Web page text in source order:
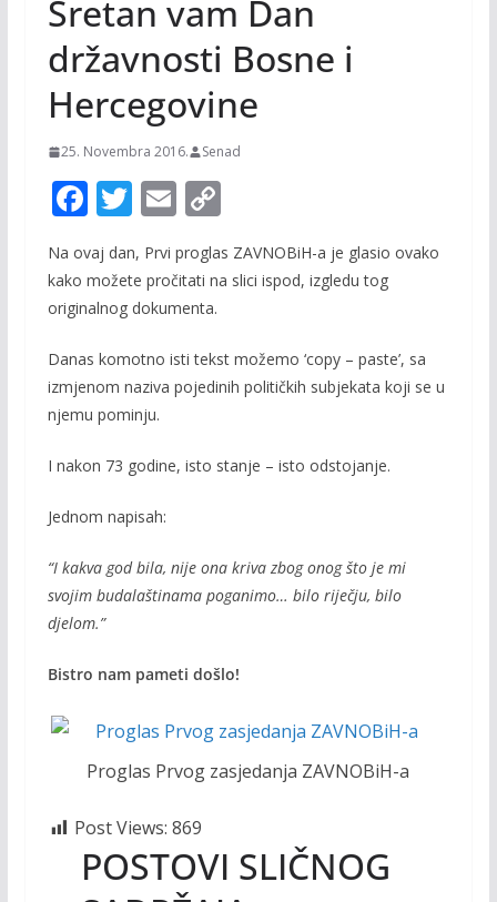
Sretan vam Dan
državnosti Bosne i
Hercegovine
25. Novembra 2016. Senad
F
ac
e
b
o
o
k
T
itt
er
E
m
ai
l
C
p
n
Na ovaj dan, Prvi proglas ZAVNOBiH-a je glasio ovako
kako možete pročitati na slici ispod, izgledu tog
originalnog dokumenta.
Danas komotno isti tekst možemo ‘copy – paste’, sa
izmjenom naziva pojedinih političkih subjekata koji se u
njemu pominju.
I nakon 73 godine, isto stanje – isto odstojanje.
Jednom napisah:
“I kakva god bila, nije ona kriva zbog onog što je mi
svojim budalaštinama poganimo… bilo riječju, bilo
djelom.”
Bistro nam pameti došlo!
Proglas Prvog zasjedanja ZAVNOBiH-a
Post Views: 869
POSTOVI SLIČNOG